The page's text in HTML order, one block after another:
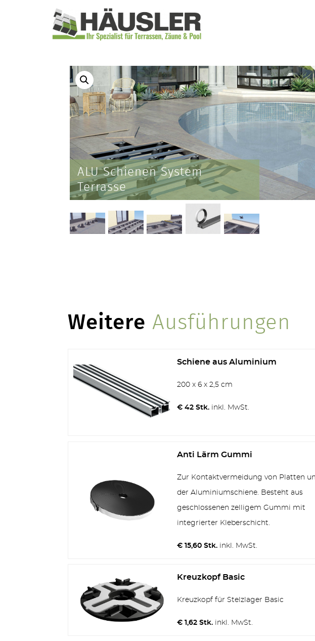
ALU Schienen System
Terrasse
Weitere Ausführungen
Schiene aus Aluminium
200 x 6 x 2,5 cm
€ 42 Stk.inkl. MwSt.
Anti Lärm Gummi
Zur Kontaktvermeidung von Platten
der Aluminiumschiene. Besteht aus
geschlossenen zelligem Gummi mit
integrierter Kleberschicht.
€ 15,60 Stk.inkl. MwSt.
Kreuzkopf Basic
Kreuzkopf für Stelzlager Basic
€ 1,62 Stk.inkl. MwSt.